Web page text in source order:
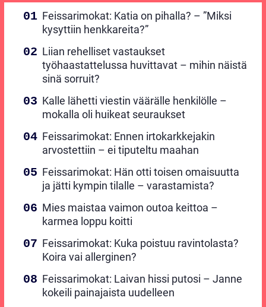
Feissarimokat: Katia on pihalla? – ”Miksi
kysyttiin henkkareita?”
Liian rehelliset vastaukset
työhaastattelussa huvittavat – mihin näistä
sinä sorruit?
Kalle lähetti viestin väärälle henkilölle –
mokalla oli huikeat seuraukset
Feissarimokat: Ennen irtokarkkejakin
arvostettiin – ei tiputeltu maahan
Feissarimokat: Hän otti toisen omaisuutta
ja jätti kympin tilalle – varastamista?
Mies maistaa vaimon outoa keittoa –
karmea loppu koitti
Feissarimokat: Kuka poistuu ravintolasta?
Koira vai allerginen?
Feissarimokat: Laivan hissi putosi – Janne
kokeili painajaista uudelleen